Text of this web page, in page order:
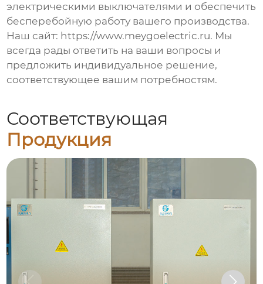
электрическими выключателями и обеспечить
бесперебойную работу вашего производства.
Наш сайт: https://www.meygoelectric.ru. Мы
всегда рады ответить на ваши вопросы и
предложить индивидуальное решение,
соответствующее вашим потребностям.
Соответствующая
Продукция